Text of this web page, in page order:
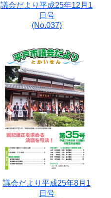
議会だより平成25年12月1
日号
(No.037)
議会だより平成25年8月1
日号